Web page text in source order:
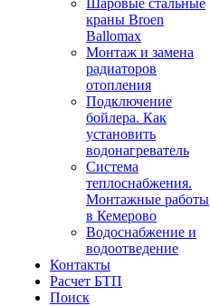
Шаровые стальные
краны Broen
Ballomax
Монтаж и замена
радиаторов
отопления
Подключение
бойлера. Как
установить
водонагреватель
Система
теплоснабжения.
Монтажные работы
в Кемерово
Водоснабжение и
водоотведение
Контакты
Расчет БТП
Поиск